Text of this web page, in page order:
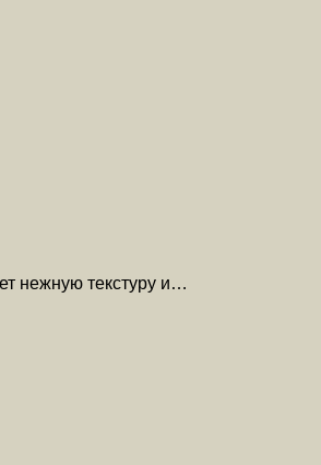
нежную текстуру и…